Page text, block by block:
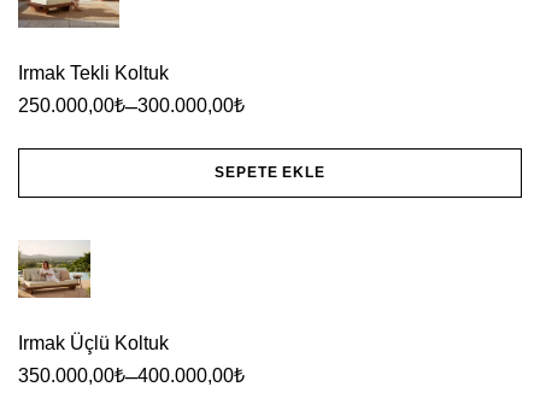
Irmak Tekli Koltuk
250.000,00₺–300.000,00₺
SEPETE EKLE
ürünün
birden
varyasyonu
Irmak Üçlü Koltuk
350.000,00₺–400.000,00₺